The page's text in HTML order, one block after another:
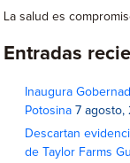
La salud es
Entradas
Inaugura
Potosina 7 agosto,
Descartan
de Taylor Farms